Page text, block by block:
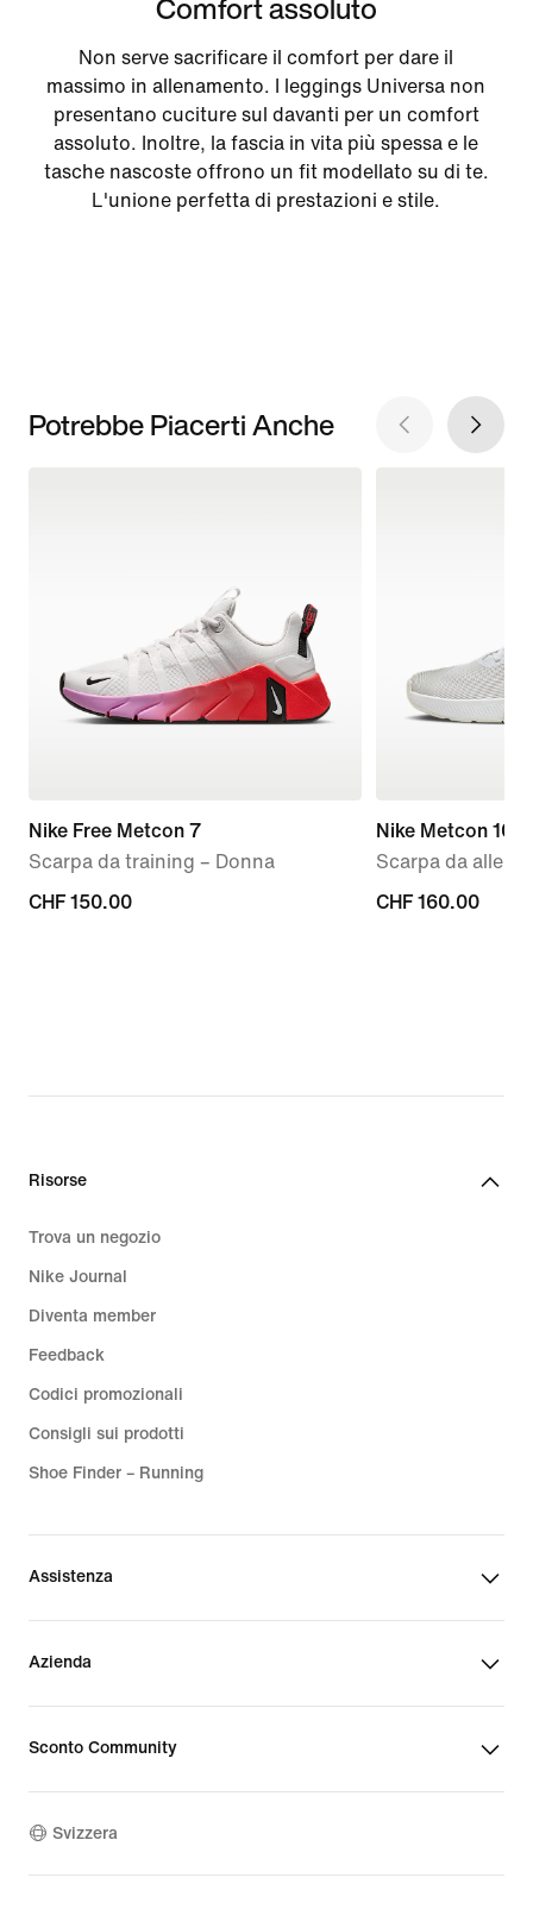
Non serve sacrificare il comfort per dare il
massimo in allenamento. I leggings Universa non
presentano cuciture sul davanti per un comfort
assoluto. Inoltre, la fascia in vita più spessa e le
tasche nascoste offrono un fit modellato su di te.
L'unione perfetta di prestazioni e stile.
Potrebbe Piacerti Anche
Nike Free Metcon 7
Scarpa da training – Donna
CHF
CHF 150.00
Nike Metcon 10
Scarpa da
CHF
CHF 160.00
Risorse
Trova un negozio
Nike Journal
Diventa member
Feedback
Codici promozionali
Consigli sui prodotti
Shoe Finder – Running
Assistenza
Azienda
Sconto Community
Svizzera